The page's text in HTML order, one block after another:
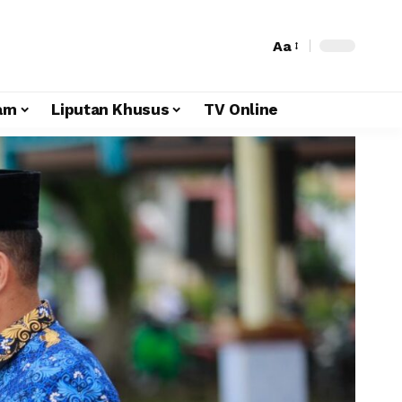
Aa
Liputan Khusus TV Online